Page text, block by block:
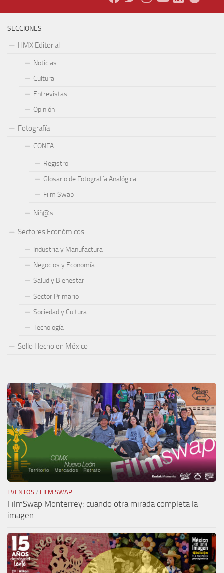
SECCIONES
HMX Editorial
Noticias
Cultura
Entrevistas
Opinión
Fotografía
CONFA
Registro
Glosario de Fotografía Analógica
Film Swap
Niñ@s
Sectores Económicos
Industria y Manufactura
Negocios y Economía
Salud y Bienestar
Sector Primario
Sociedad y Cultura
Tecnología
Sello Hecho en México
EVENTOS / FILM SWAP
FilmSwap Monterrey: cuando otra mirada completa la
imagen